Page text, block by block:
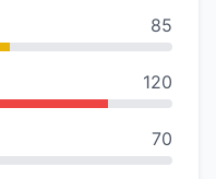
85
120
70